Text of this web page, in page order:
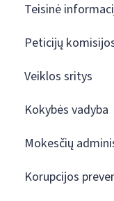
Teisinė
Peticijų
Veiklos sritys
Kokybės vadyba
Mokesčių
Korupcijos